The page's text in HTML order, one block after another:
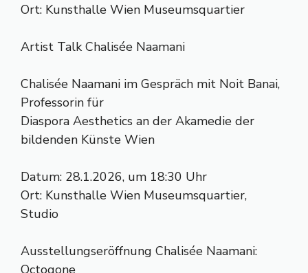
Ort: Kunsthalle Wien Museumsquartier
Artist Talk Chalisée Naamani
Chalisée Naamani im Gespräch mit Noit Banai,
Professorin für
Diaspora Aesthetics an der Akamedie der
bildenden Künste Wien
Datum: 28.1.2026, um 18:30 Uhr
Ort: Kunsthalle Wien Museumsquartier,
Studio
Ausstellungseröffnung Chalisée Naamani:
Octogone